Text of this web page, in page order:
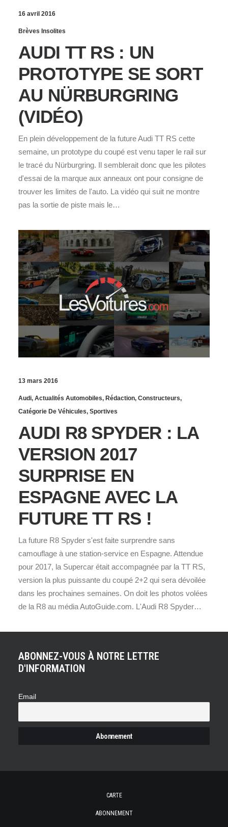
16 avril 2016
Brèves Insolites
AUDI TT RS : UN
PROTOTYPE SE SORT
AU NÜRBURGRING
(VIDÉO)
En plein développement de la future Audi TT RS cette
semaine, un prototype du coupé est venu taper le rail sur
le tracé du Nürburgring. Il semblerait donc que les pilotes
d'essai de la marque aux anneaux ont pour consigne de
trouver les limites de l'auto. La vidéo qui suit ne montre
pas la sortie de piste mais le…
13 mars 2016
Audi, Actualités Automobiles, Rédaction, Constructeurs,
Catégorie De Véhicules, Sportives
AUDI R8 SPYDER : LA
VERSION 2017
SURPRISE EN
ESPAGNE AVEC LA
FUTURE TT RS !
La future R8 Spyder s'est faite surprendre sans
camouflage à une station-service en Espagne. Attendue
pour 2017, la Supercar était accompagnée par la TT RS,
version la plus puissante du coupé 2+2 qui sera dévoilée
dans les prochaines semaines. On doit les photos volées
de la R8 au média AutoGuide.com. L'Audi R8 Spyder…
ABONNEZ-VOUS À NOTRE LETTRE
D'INFORMATION
Email
CARTE
ABONNEMENT